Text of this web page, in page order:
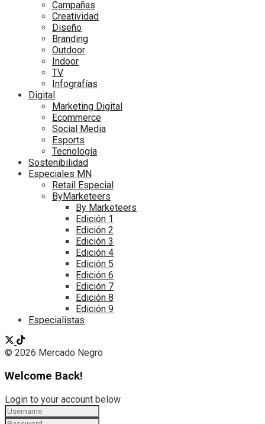
Campañas
Creatividad
Diseño
Branding
Outdoor
Indoor
TV
Infografías
Digital
Marketing Digital
Ecommerce
Social Media
Esports
Tecnología
Sostenibilidad
Especiales MN
Retail Especial
ByMarketeers
By Marketeers
Edición 1
Edición 2
Edición 3
Edición 4
Edición 5
Edición 6
Edición 7
Edición 8
Edición 9
Especialistas
© 2026 Mercado Negro
Welcome Back!
Login to your account below